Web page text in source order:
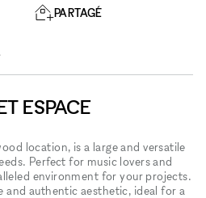
PARTAGÉ
ESPACE
location, is a large and versatile
Perfect for music lovers and
environment for your projects.
and authentic aesthetic, ideal for a